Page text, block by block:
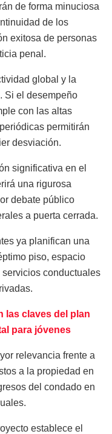
de forma minuciosa
de los
exitosa de personas
penal.
global y la
Si el desempeño
con las altas
permitirán
desviación.
significativa en el
una rigurosa
debate público
a puerta cerrada.
ya planifican una
piso, espacio
conductuales
las claves del plan
para jóvenes
relevancia frente a
a la propiedad en
del condado en
establece el